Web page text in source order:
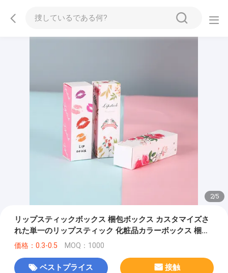
2/5
リップスティックボックス 梱包ボックス カスタマイズさ
れた単一のリップスティック 化粧品カラーボックス 梱包
ボックス ギフトボックス
価格：0.3-0.5 MOQ：1000
ベストプライス 接触